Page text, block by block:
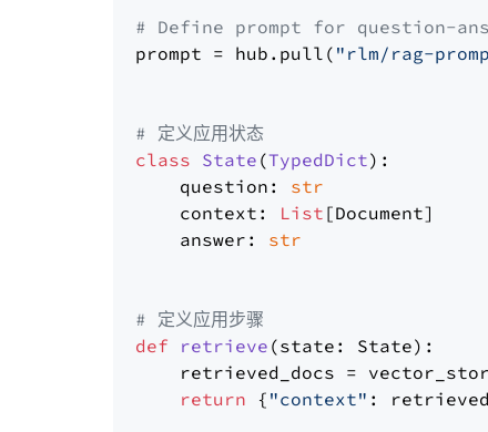
# Define prompt for question-
prompt = hub.pull( "rlm/rag-
# 定义应用状态
class State (TypedDict):
    question:
str
    context:
List [Document]
    answer:
str
# 定义应用步骤
def
retrieve (state: State):
retrieved_docs =
return { "context" :